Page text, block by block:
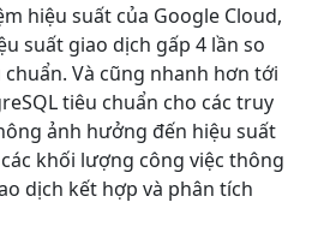
hiệu suất của Google Cloud,
suất giao dịch gấp 4 lần so
Và cũng nhanh hơn tới
tiêu chuẩn cho các truy
ảnh hưởng đến hiệu suất
khối lượng công việc thông
dịch kết hợp và phân tích